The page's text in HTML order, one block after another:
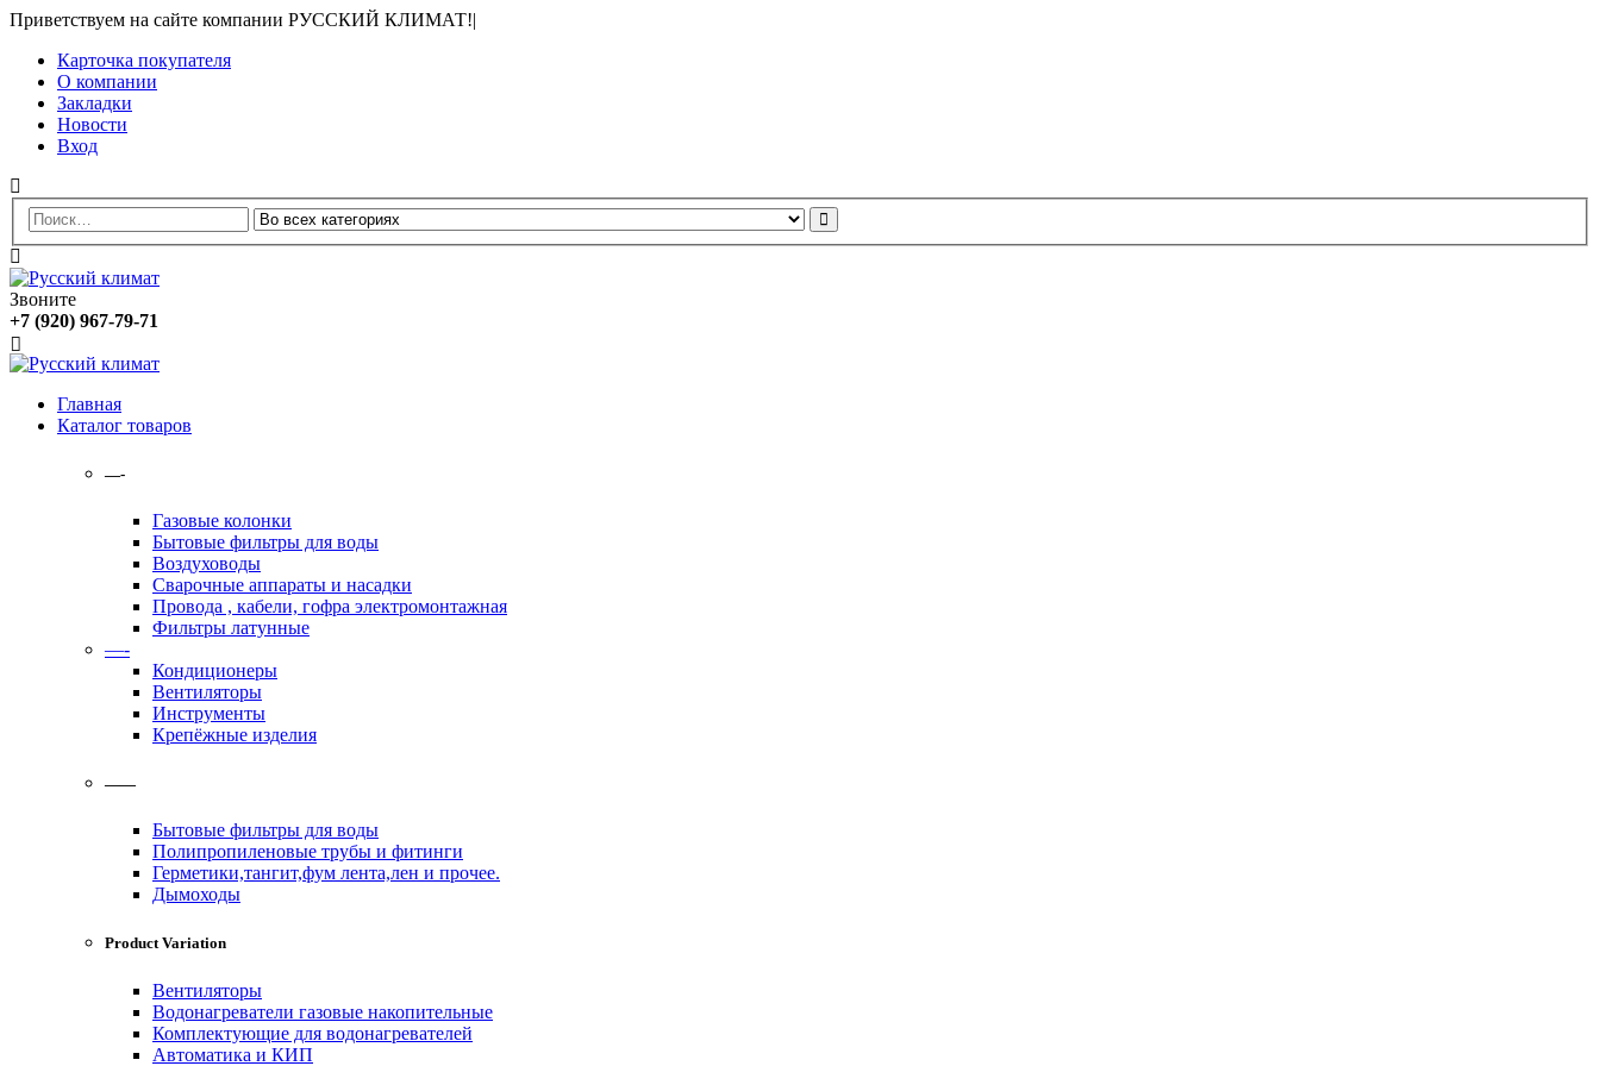
Приветствуем на сайте компании РУССКИЙ КЛИМАТ!|
Карточка покупателя
О компании
Закладки
Новости
Вход
Звоните
+7 (920) 967-79-71
Главная
Каталог товаров
—-
Газовые колонки
Бытовые фильтры для воды
Воздуховоды
Сварочные аппараты и насадки
Провода , кабели, гофра электромонтажная
Фильтры латунные
—-
Кондиционеры
Вентиляторы
Инструменты
Крепёжные изделия
——
Бытовые фильтры для воды
Полипропиленовые трубы и фитинги
Герметики,тангит,фум лента,лен и прочее.
Дымоходы
Product Variation
Вентиляторы
Водонагреватели газовые накопительные
Комплектующие для водонагревателей
Автоматика и КИП